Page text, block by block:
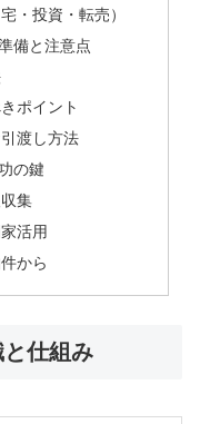
・投資・転売）
備と注意点
ポイント
渡し方法
の鍵
集
活用
から
仕組み